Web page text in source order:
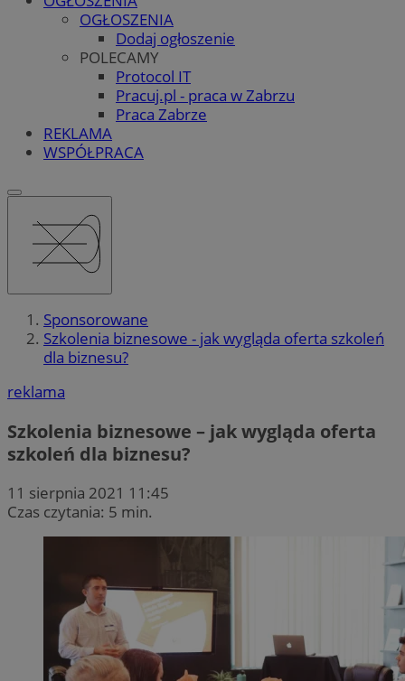
OGŁOSZENIA
Dodaj ogłoszenie
POLECAMY
Protocol IT
Pracuj.pl - praca w Zabrzu
Praca Zabrze
REKLAMA
WSPÓŁPRACA
Sponsorowane
Szkolenia biznesowe - jak wygląda oferta szkoleń
dla biznesu?
reklama
Szkolenia biznesowe – jak wygląda oferta
szkoleń dla biznesu?
11 sierpnia 2021 11:45
Czas czytania: 5 min.